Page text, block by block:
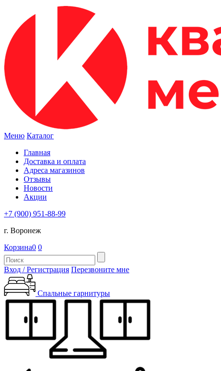
Меню Каталог
Главная
Доставка и оплата
Адреса магазинов
Отзывы
Новости
Акции
+7 (900) 951-88-99
г. Воронеж
Корзина0 0
Вход / Регистрация Перезвоните мне
Спальные гарнитуры